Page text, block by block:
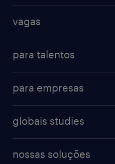
vagas
para talentos
para empresas
globais studies
nossas soluções